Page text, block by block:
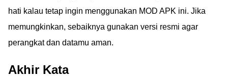
hati kalau tetap ingin menggunakan MOD APK ini. Jika
memungkinkan, sebaiknya gunakan versi resmi agar
perangkat dan datamu aman.
Akhir Kata